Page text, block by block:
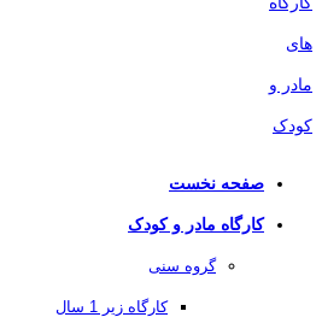
صفحه نخست
کارگاه مادر و کودک
گروه سنی
کارگاه زیر 1 سال